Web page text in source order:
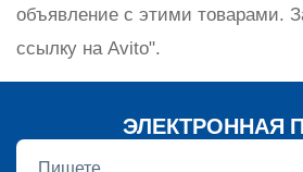
объявление с этими товарами.
ссылку на Avito".
ЭЛЕКТРОННАЯ